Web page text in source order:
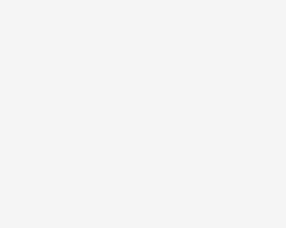
골극(뼈의 돌기)이 석회화되어 힘
당뇨병, 이상지질혈증 등 기저 질
이러한 모든 원인들은 극상근 건염